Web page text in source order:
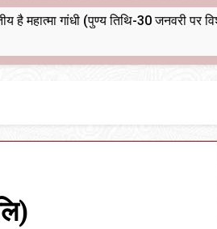
राजनीति में आज भी प्रासांगिक एव अद्वीतीय है महात्मा गांधी (पुण्य तिथि-30 जनवरी पर विशेष)